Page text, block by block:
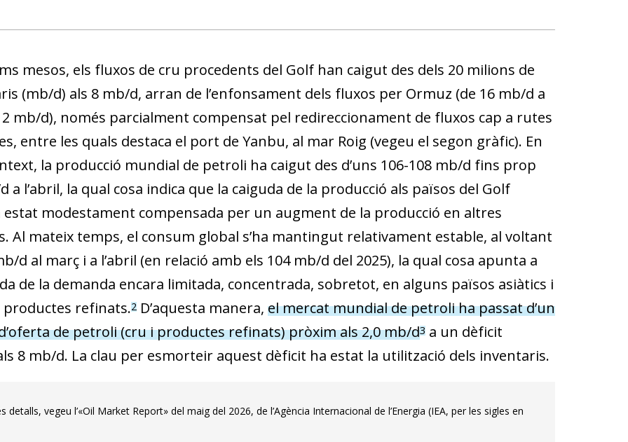
window)
mesos, els fluxos de cru procedents del Golf han caigut des dels 20 milions de
(mb/d) als 8 mb/d, arran de l’enfonsament dels fluxos per Ormuz (de 16 mb/d a
2 mb/d), només parcialment compensat pel redireccionament de fluxos cap a rutes
entre les quals destaca el port de Yanbu, al mar Roig (vegeu el segon gràfic). En
la producció mundial de petroli ha caigut des d’uns 106-108 mb/d fins prop
a l’abril, la qual cosa indica que la caiguda de la producció als països del Golf
estat modestament compensada per un augment de la producció en altres
Al mateix temps, el consum global s’ha mantingut relativament estable, al voltant
d al març i a l’abril (en relació amb els 104 mb/d del 2025), la qual cosa apunta a
de la demanda encara limitada, concentrada, sobretot, en alguns països asiàtics i
productes refinats.2D’aquesta manera, el mercat mundial de petroli ha passat d’un
de petroli (cru i productes refinats) pròxim als 2,0 mb/d3a un dèficit
8 mb/d. La clau per esmorteir aquest dèficit ha estat la utilització dels inventaris.
detalls, vegeu l’«Oil Market Report» del maig del 2026, de l’Agència Internacional de l’Energia (IEA, per les sigles en